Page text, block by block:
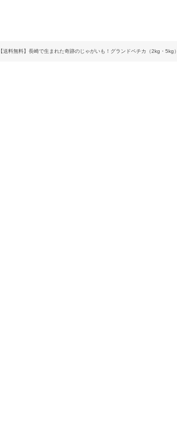
【送料無料】長崎で生まれた奇跡のじゃがいも！グランドペチカ（2kg・5kg）